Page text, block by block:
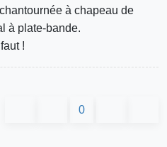
à chapeau de
à plate-bande.
!
0